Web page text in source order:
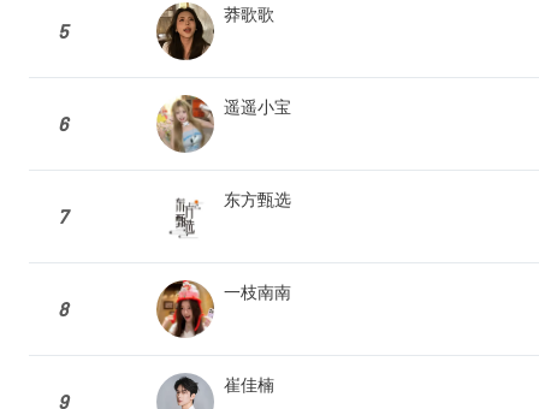
5
莽歌歌
6
遥遥小宝
7
东方甄选
8
一枝南南
9
崔佳楠